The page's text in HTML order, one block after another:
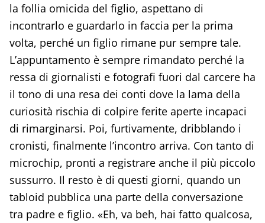
la follia omicida del figlio, aspettano di
incontrarlo e guardarlo in faccia per la prima
volta, perché un figlio rimane pur sempre tale.
L’appuntamento è sempre rimandato perché la
ressa di giornalisti e fotografi fuori dal carcere ha
il tono di una resa dei conti dove la lama della
curiosità rischia di colpire ferite aperte incapaci
di rimarginarsi. Poi, furtivamente, dribblando i
cronisti, finalmente l’incontro arriva. Con tanto di
microchip, pronti a registrare anche il più piccolo
sussurro. Il resto è di questi giorni, quando un
tabloid pubblica una parte della conversazione
tra padre e figlio. «Eh, va beh, hai fatto qualcosa,